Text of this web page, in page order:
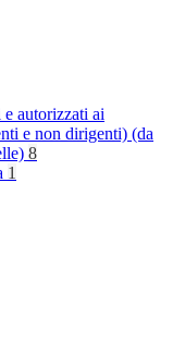
autorizzati ai
e non dirigenti) (da
8
1